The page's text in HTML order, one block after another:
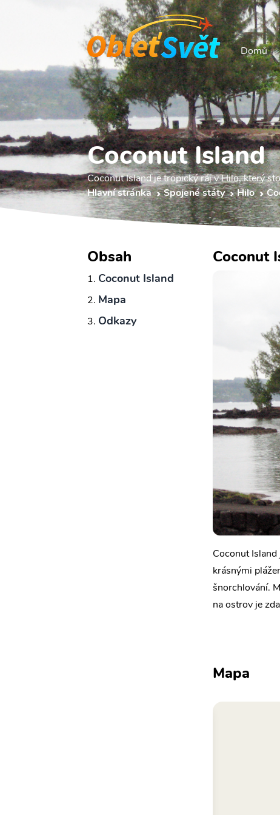
Domů
Coconut Island
Coconut Island je tropický ráj v Hilo, který
Hlavní stránka
Spojené státy Hilo
Obsah
Coconut Island
Mapa
Odkazy
Coconut
Coconut
krásnými
šnorchlování.
na ostrov je
Mapa